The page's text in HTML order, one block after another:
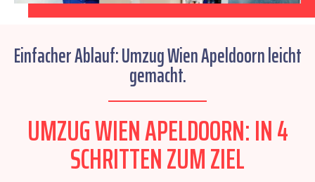
Einfacher Ablauf: Umzug Wien Apeldoorn leicht
gemacht.
UMZUG WIEN APELDOORN: IN 4
SCHRITTEN ZUM ZIEL